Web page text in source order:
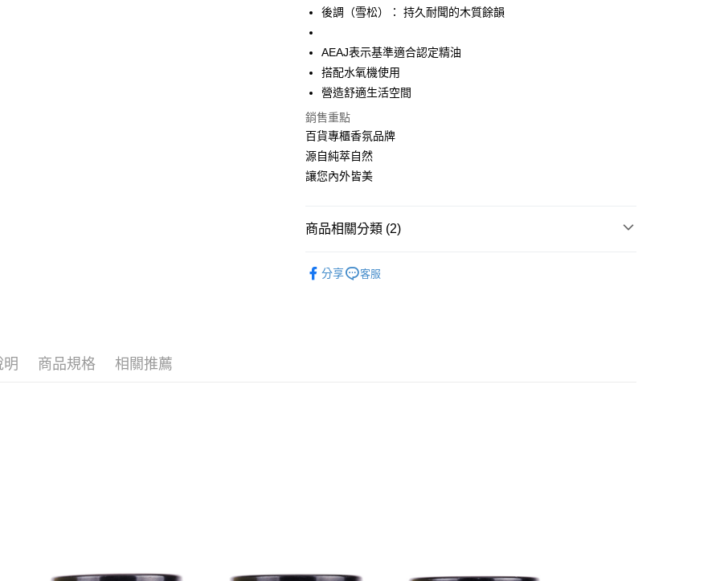
7-11取貨付款
每筆NT$60，滿NT$880(含以上)免運費
付款後7-11取貨
宅配
每筆NT$80，滿NT$880(含以上)免運費
後調（雪松）： 持久耐聞的木質餘韻
AEAJ表示基準適合認定精油
搭配水氧機使用
營造舒適生活空間
銷售重點
百貨專櫃香氛品牌
源自純萃自然
讓您內外皆美
商品相關分類 (2)
分享 客服
明 商品規格 相關推薦